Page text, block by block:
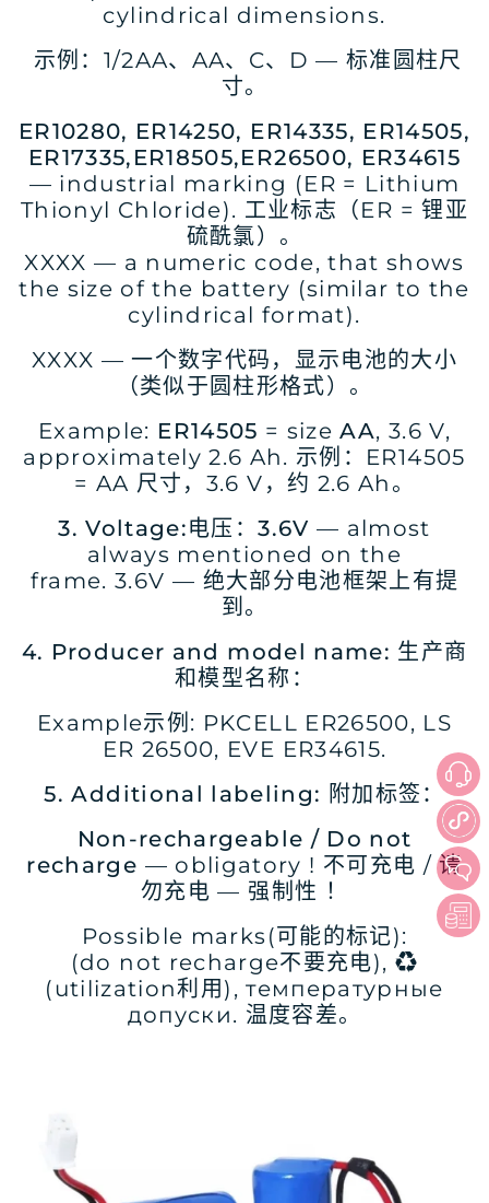
cylindrical dimensions.
示例：1/2AA、AA、C、D — 标准圆柱尺
寸。
ER10280, ER14250, ER14335, ER14505,
ER17335,ER18505,ER26500, ER34615
— industrial marking (ER = Lithium
Thionyl Chloride). 工业标志（ER = 锂亚
硫酰氯）。
XXXX — a numeric code, that shows
the size of the battery (similar to the
cylindrical format).
XXXX — 一个数字代码，显示电池的大小
（类似于圆柱形格式）。
Example: ER14505 = sizeAA, 3.6 V,
approximately 2.6 Ah. 示例：ER14505
= AA 尺寸，3.6 V，约 2.6 Ah。
3.Voltage:电压：3.6V — almost
always mentioned on the
frame. 3.6V — 绝大部分电池框架上有提
到。
4. Producer and model name: 生产商
和模型名称：
Example示例: PKCELL ER26500, LS
ER 26500, EVE ER34615.
5. Additional labeling: 附加标签：
Non-rechargeable / Do not
recharge — obligatory ! 不可充电 / 请
勿充电 — 强制性 ！
Possible marks(可能的标记):
(do not recharge不要充电), ♻️
(utilization利用), температурные
допуски. 温度容差。